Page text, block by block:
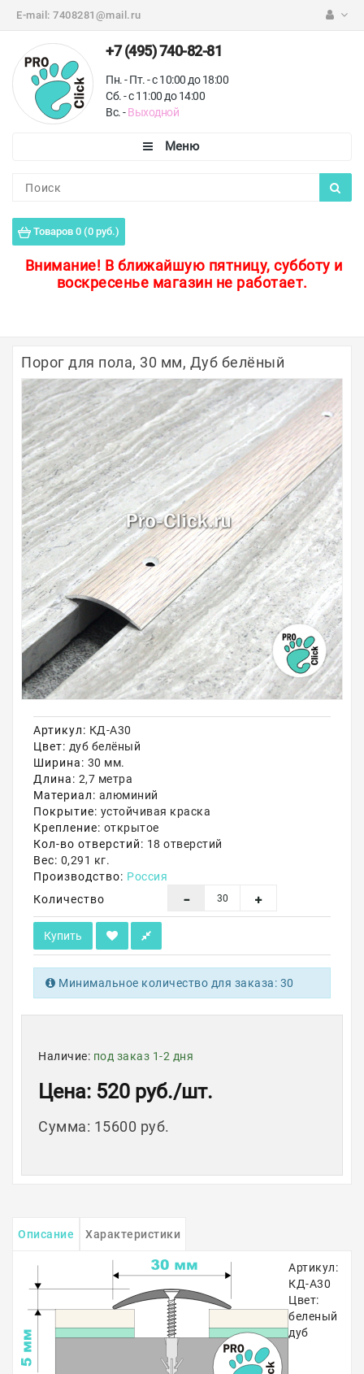
E-mail: 7408281@mail.ru
+7 (495) 740-82-81
Пн. - Пт. - с 10:00 до 18:00
Сб. - с 11:00 до 14:00
Вс. -Выходной
Товаров 0 (0 руб.)
Внимание! В ближайшую пятницу, субботу и
воскресенье магазин не работает.
Пороги для пола
Защитные уголки
Полосы из металла
Плинтуса
Профили для стекла и SPC
Обводы для труб
Алюминиевые профили
Крепёж и крепления
Садовая мебель
Оплата
Доставка
Самовывоз
Контакты
Акции
Порог для пола, 30 мм, Дуб белёный
Артикул: КД-А30
Цвет: дуб белёный
Ширина: 30 мм.
Длина: 2,7 метра
Материал: алюминий
Покрытие: устойчивая краска
Крепление: открытое
Кол-во отверстий: 18 отверстий
Вес: 0,291 кг.
Производство: Россия
Количество
Купить
Минимальное количество для заказа: 30
Наличие: под заказ 1-2 дня
Цена: 520 руб./шт.
Сумма: 15600 руб.
Описание Характеристики
Артикул:
КД-A30
Цвет:
беленый
дуб